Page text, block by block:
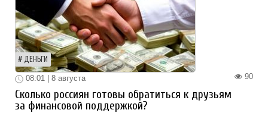
ДЕНЬГИ
90
08:01 | 8 августа
Сколько россиян готовы обратиться к друзьям
за финансовой поддержкой?